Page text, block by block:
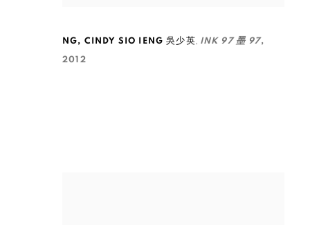
NG, CINDY SIO IENG 吳少英 INK 97 墨 97,
2012